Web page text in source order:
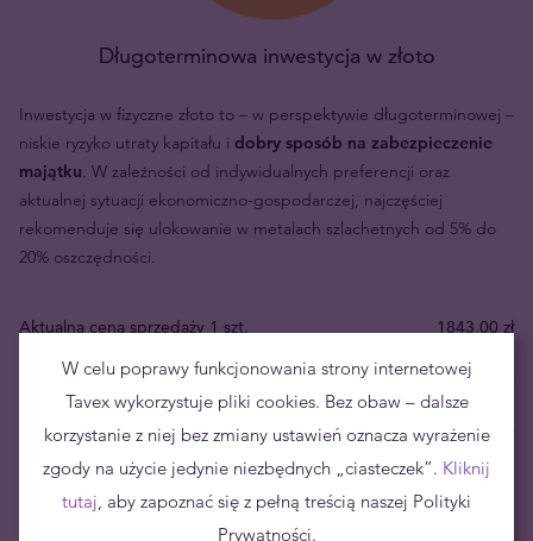
Długoterminowa inwestycja w złoto
Inwestycja w fizyczne złoto to – w perspektywie długoterminowej –
niskie ryzyko utraty kapitału i dobry sposób na zabezpieczenie
majątku. W zależności od indywidualnych preferencji oraz
aktualnej sytuacji ekonomiczno-gospodarczej, najczęściej
rekomenduje się ulokowanie w metalach szlachetnych od 5% do
20% oszczędności.
Aktualna cena sprzedaży 1 szt. 1843,00 zł
Aktualna cena skupu 1 szt. 1678,00 zł
Twoje ryzyko 165,00 zł
Cena uncji złota wyrażona w PLN uległa zmianie o 261.99% w ciągu
ostatnich 8 lat – w tym okresie najniższe notowanie wyniosło
W celu poprawy funkcjonowania strony internetowej
Tavex wykorzystuje pliki cookies. Bez obaw – dalsze
korzystanie z niej bez zmiany ustawień oznacza wyrażenie
zgody na użycie jedynie niezbędnych „ciasteczek”. Kliknij
tutaj, aby zapoznać się z pełną treścią naszej Polityki
Prywatności.